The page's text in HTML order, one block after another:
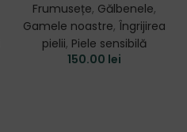
Frumusețe, Gălbenele,
Gamele noastre, Îngrijirea
pielii, Piele sensibilă
150.00 lei